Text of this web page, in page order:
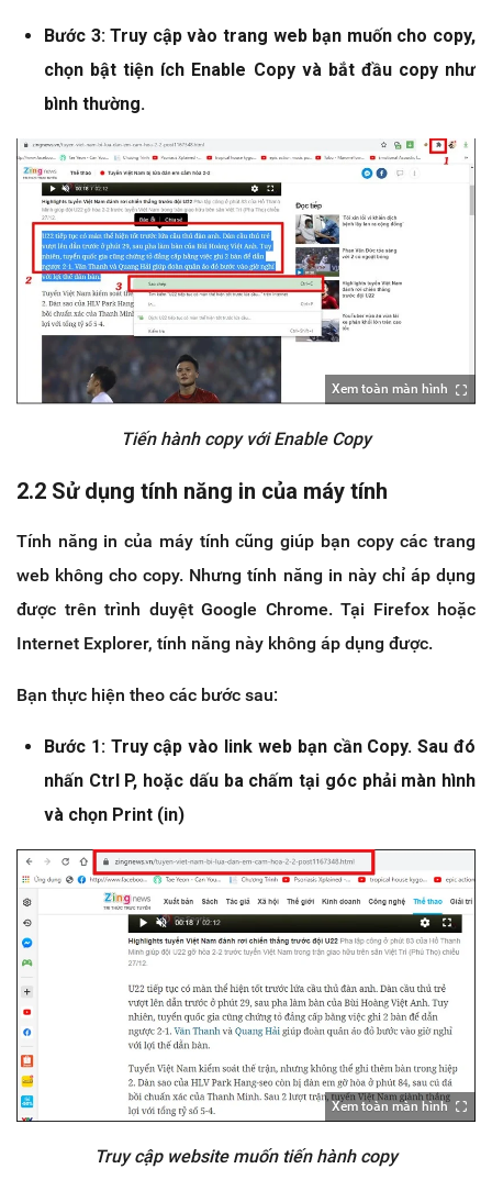
Bước 3: Truy cập vào trang web bạn muốn cho copy,
chọn bật tiện ích Enable Copy và bắt đầu copy như
bình thường.
Xem toàn màn hình
Tiến hành copy với Enable Copy
2.2 Sử dụng tính năng in của máy tính
Tính năng in của máy tính cũng giúp bạn copy các trang
web không cho copy. Nhưng tính năng in này chỉ áp dụng
được trên trình duyệt Google Chrome. Tại Firefox hoặc
Internet Explorer, tính năng này không áp dụng được.
Bạn thực hiện theo các bước sau:
Bước 1: Truy cập vào link web bạn cần Copy. Sau đó
nhấn Ctrl P, hoặc dấu ba chấm tại góc phải màn hình
và chọn Print (in)
Xem toàn màn hình
Truy cập website muốn tiến hành copy